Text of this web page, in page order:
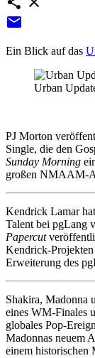
email
Ein Blick auf das
Urban
PJ Morton
Single, die den
Sunday Morning
großen
Kendrick Lamar
Talent bei pgLang
Papercut
Kendrick-
Erweiterung des
Shakira, Madonna
eines WM‑Finales
globales
Madonnas neuem
einem